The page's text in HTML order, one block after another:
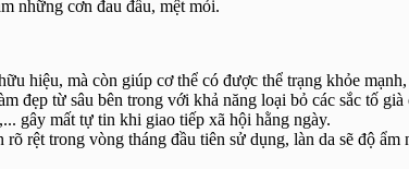
những cơn đau đầu, mệt mỏi.
hiệu, mà còn giúp cơ thể có được thể trạng khỏe
đẹp từ sâu bên trong với khả năng loại bỏ các sắc tố
gây mất tự tin khi giao tiếp xã hội hằng ngày.
rệt trong vòng tháng đầu tiên sử dụng, làn da sẽ độ ẩm